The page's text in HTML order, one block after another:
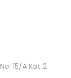
15/A Kat 2